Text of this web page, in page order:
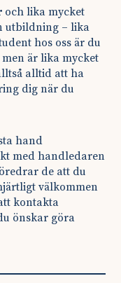
och lika mycket
utbildning – lika
hos oss är du
är lika mycket
alltid att ha
dig när du
hand
med handledaren
de att du
välkommen
kontakta
önskar göra